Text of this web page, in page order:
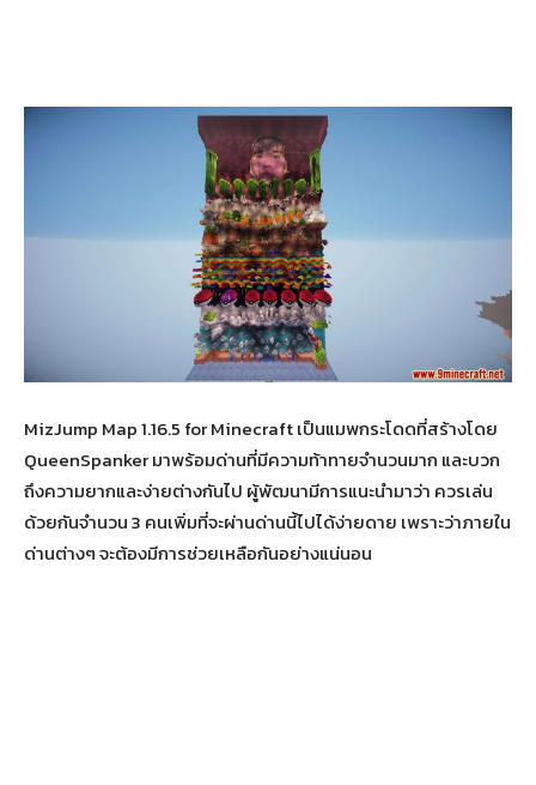
MizJump Map 1.16.5 for Minecraft เป็นแมพกระโดดที่สร้างโดย
QueenSpanker มาพร้อมด่านที่มีความท้าทายจำนวนมาก และบวก
ถึงความยากและง่ายต่างกันไป ผู้พัฒนามีการแนะนำมาว่า ควรเล่น
ด้วยกันจำนวน 3 คนเพิ่มที่จะผ่านด่านนี้ไปได้ง่ายดาย เพราะว่าภายใน
ด่านต่างๆ จะต้องมีการช่วยเหลือกันอย่างแน่นอน